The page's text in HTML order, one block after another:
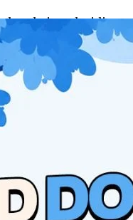
bombeiros
porta do
a coluna da vítima.
local.